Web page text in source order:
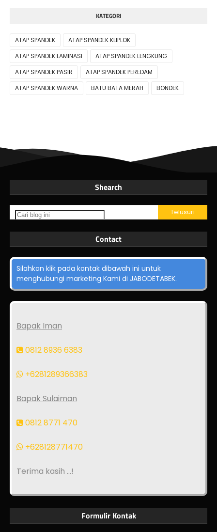
KATEGORI
ATAP SPANDEK
ATAP SPANDEK KLIPLOK
ATAP SPANDEK LAMINASI
ATAP SPANDEK LENGKUNG
ATAP SPANDEK PASIR
ATAP SPANDEK PEREDAM
ATAP SPANDEK WARNA
BATU BATA MERAH BONDEK
Shearch
Contact
Silahkan klik pada kontak dibawah ini untuk
menghubungi marketing Kami di JABODETABEK.
Bapak Iman
0812 8936 6383
+6281289366383
Bapak Sulaiman
0812 8771 470
+628128771470
Terima kasih ...!
Formulir Kontak